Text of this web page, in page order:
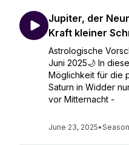
Jupiter, der
Kraft kleiner
Astrologische
Juni 2025🌙 In
Möglichkeit für die
Saturn in Widder
vor Mitternacht -
June 23, 2025•